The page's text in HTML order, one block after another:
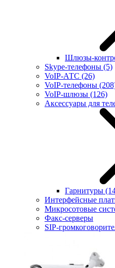
Шлюзы-
Skype-телефоны (5)
VoIP-АТС (26)
VoIP-телефоны
VoIP-шлюзы (126)
Аксессуары для
Гарнитуры
Интерфейсные
Микросотовые
Факс-серверы
SIP-